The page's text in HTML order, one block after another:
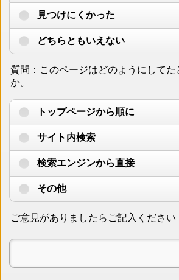
見つけにくかった
どちらともいえない
質問：このページはどのようにしてた
か。
トップページから順に
サイト内検索
検索エンジンから直接
その他
ご意見がありましたらご記入ください